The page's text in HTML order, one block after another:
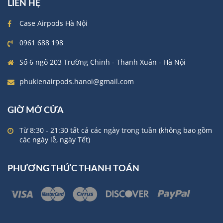
LIÊN HỆ
Case Airpods Hà Nội
0961 688 198
Số 6 ngõ 203 Trường Chinh - Thanh Xuân - Hà Nội
phukienairpods.hanoi@gmail.com
GIỜ MỞ CỬA
Từ 8:30 - 21:30 tất cả các ngày trong tuần (không bao gồm
các ngày lễ, ngày Tết)
PHƯƠNG THỨC THANH TOÁN